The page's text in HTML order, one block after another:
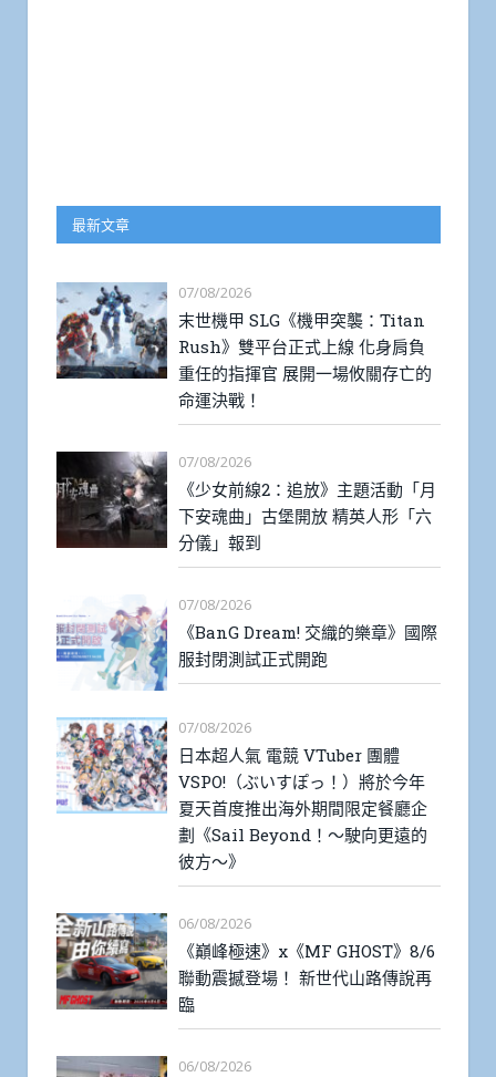
最新文章
07/08/2026
末世機甲 SLG《機甲突襲：Titan
Rush》雙平台正式上線 化身肩負
重任的指揮官 展開一場攸關存亡的
命運決戰！
07/08/2026
《少女前線2：追放》主題活動「月
下安魂曲」古堡開放 精英人形「六
分儀」報到
07/08/2026
《BanG Dream! 交織的樂章》國際
服封閉測試正式開跑
07/08/2026
日本超人氣 電競 VTuber 團體
VSPO!（ぶいすぽっ！）將於今年
夏天首度推出海外期間限定餐廳企
劃《Sail Beyond！～駛向更遠的
彼方～》
06/08/2026
《巔峰極速》x《MF GHOST》8/6
聯動震撼登場！ 新世代山路傳說再
臨
06/08/2026